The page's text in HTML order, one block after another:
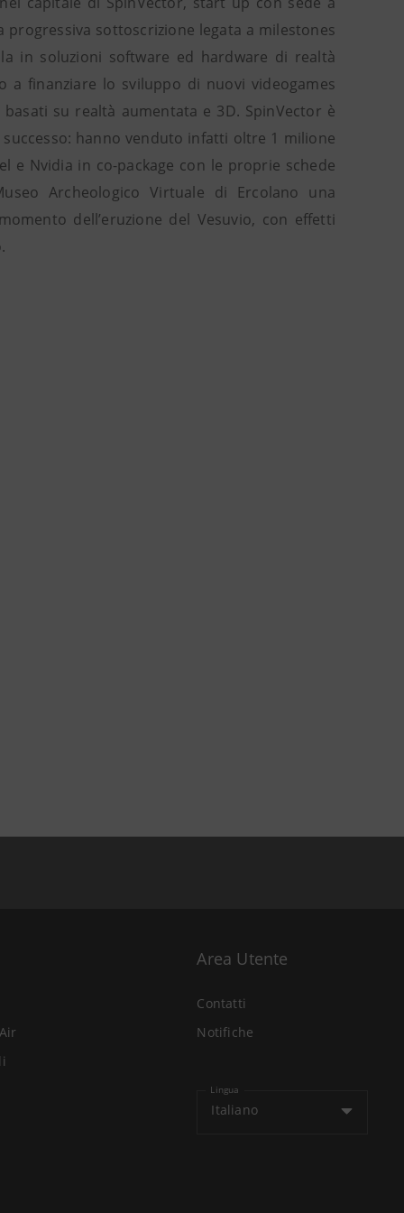
sottoscrizione legata a milestones
in soluzioni software ed hardware di realtà
a finanziare lo sviluppo di nuovi videogames
su realtà aumentata e 3D. SpinVector è
hanno venduto infatti oltre 1 milione
Nvidia in co-package con le proprie schede
Archeologico Virtuale di Ercolano una
dell’eruzione del Vesuvio, con effetti
Area Utente
Contatti
Notifiche
Lingua
Italiano